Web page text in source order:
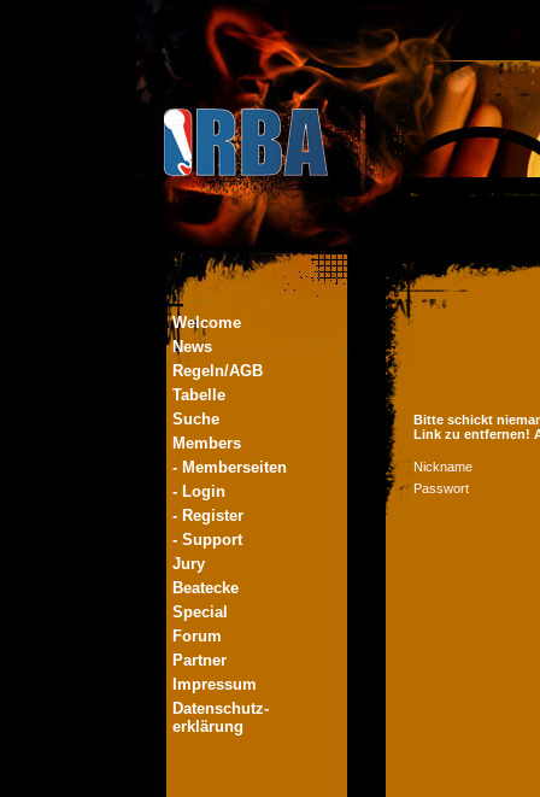
Welcome
News
Regeln/AGB
Tabelle
Suche
Members
- Memberseiten
- Login
- Register
- Support
Jury
Beatecke
Special
Forum
Partner
Impressum
Datenschutz-
erklärung
Bitte schickt
Link zu entfernen!
Nickname
Passwort